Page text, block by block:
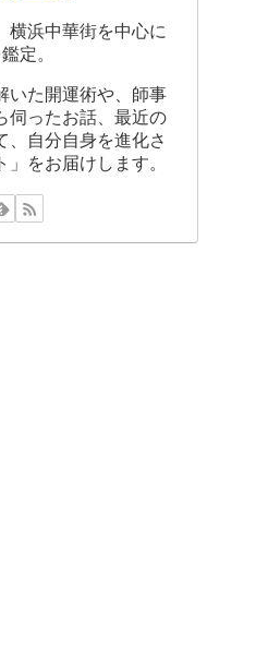
横浜中華街を中心に
定。
いた開運術や、師事
伺ったお話、最近の
、自分自身を進化さ
をお届けします。